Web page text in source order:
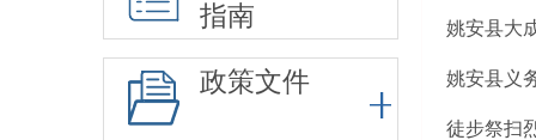
指南
政策文件
姚安县大
姚安县义
徒步祭扫烈